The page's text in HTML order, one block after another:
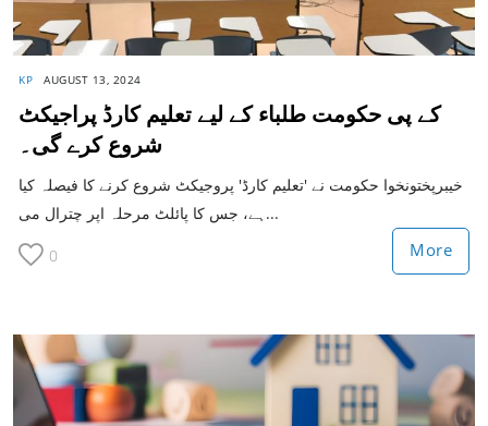
KP AUGUST 13, 2024
کے پی حکومت طلباء کے لیے تعلیم کارڈ پراجیکٹ
شروع کرے گی۔
خیبرپختونخوا حکومت نے 'تعلیم کارڈ' پروجیکٹ شروع کرنے کا فیصلہ کیا
ہے، جس کا پائلٹ مرحلہ اپر چترال می...
0 More